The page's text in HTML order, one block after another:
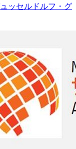
ッセルドルフ・グ